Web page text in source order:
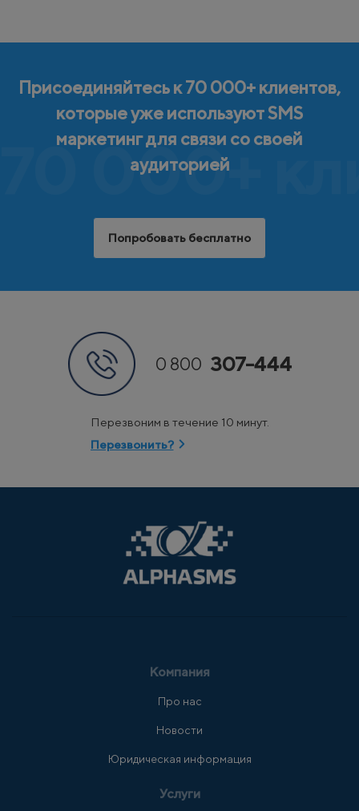
70 000+
Присоединяйтесь к 70 000+ клиентов,
которые уже используют SMS
маркетинг для связи со своей
аудиторией
Попробовать бесплатно
0 800 307-444
Перезвоним в течение 10 минут.
Перезвонить?
Компания
Про нас
Новости
Юридическая информация
Услуги